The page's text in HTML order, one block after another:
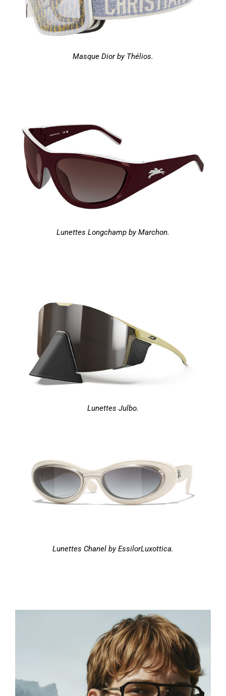
Masque Dior by Thélios.
Lunettes Longchamp by Marchon.
Lunettes Julbo.
Lunettes Chanel by EssilorLuxottica.